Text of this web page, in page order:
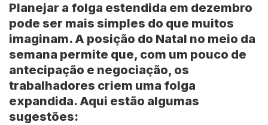
Planejar a folga estendida em dezembro
pode ser mais simples do que muitos
imaginam. A posição do Natal no meio da
semana permite que, com um pouco de
antecipação e negociação, os
trabalhadores criem uma folga
expandida. Aqui estão algumas
sugestões: